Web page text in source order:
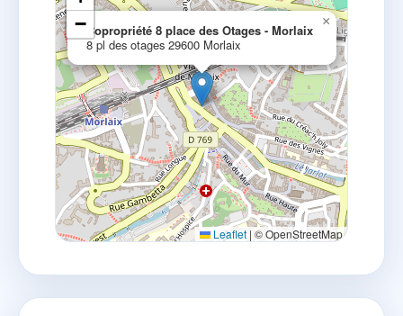
Copropriété 8 place des Otages - Morlaix
8 pl des otages 29600 Morlaix
×
−
Leaflet | © OpenStreetMap